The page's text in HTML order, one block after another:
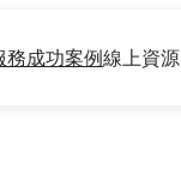
務成功案例線上資源